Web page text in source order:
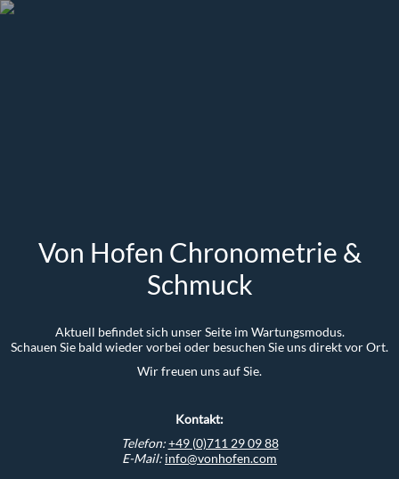
Von Hofen Chronometrie &
Schmuck
Aktuell befindet sich unser Seite im Wartungsmodus.
Schauen Sie bald wieder vorbei oder besuchen Sie uns direkt vor Ort.
Wir freuen uns auf Sie.
Kontakt:
Telefon: +49 (0)711 29 09 88
E-Mail: info@vonhofen.com